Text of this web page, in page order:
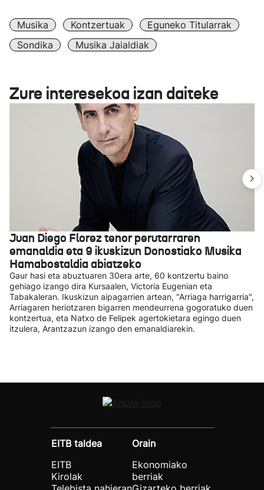
Musika Kontzertuak
Eguneko Titularrak
Sondika
Musika Jaialdiak
Zure interesekoa izan daiteke
Juan Diego Florez tenor perutarraren
emanaldia eta 9 ikuskizun Donostiako Musika
Hamabostaldia abiatzeko
Gaur hasi eta abuztuaren 30era arte, 60 kontzertu baino
gehiago izango dira Kursaalen, Victoria Eugenian eta
Tabakaleran. Ikuskizun aipagarrien artean, "Arriaga harrigarria",
Arriagaren heriotzaren bigarren mendeurrena gogoratuko duen
kontzertua, eta Natxo de Felipek agertokietara egingo duen
itzulera, Arantzazun izango den emanaldiarekin.
EITB taldea
EITB
Kirolak
Orain
Ekonomiako
berriak